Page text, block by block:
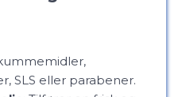
SLS eller parabener.